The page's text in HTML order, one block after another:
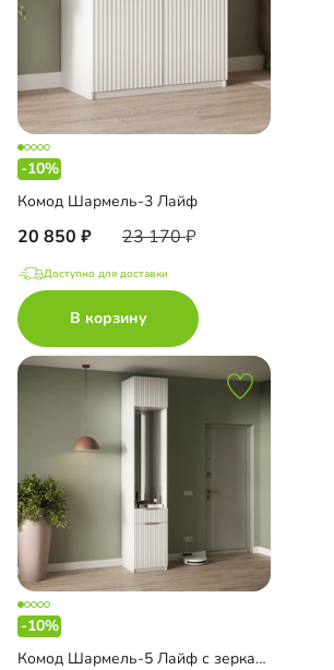
-10%
Комод Шармель-3 Лайф
20 850 23 170
Доступно для доставки
В корзину
-10%
Комод Шармель-5 Лайф с зеркалом и антресолью